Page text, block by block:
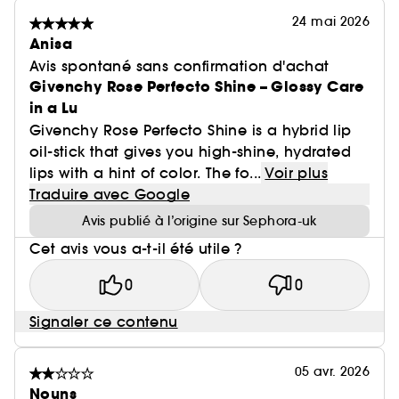
24 mai 2026
Anisa
Avis spontané sans confirmation d'achat
Givenchy Rose Perfecto Shine – Glossy Care
in a Lu
Givenchy Rose Perfecto Shine is a hybrid lip
oil-stick that gives you high-shine, hydrated
lips with a hint of color. The fo... Voir plus
Traduire avec Google
Avis publié à l’origine sur Sephora-uk
Cet avis vous a-t-il été utile ?
0 0
Signaler ce contenu
05 avr. 2026
Nouns